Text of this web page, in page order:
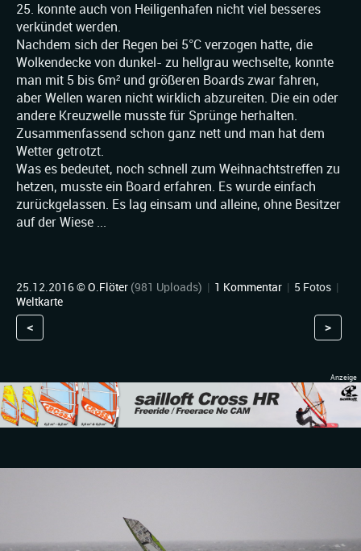
25. konnte auch von Heiligenhafen nicht viel besseres
verkündet werden.
Nachdem sich der Regen bei 5°C verzogen hatte, die
Wolkendecke von dunkel- zu hellgrau wechselte, konnte
man mit 5 bis 6m² und größeren Boards zwar fahren,
aber Wellen waren nicht wirklich abzureiten. Die ein oder
andere Kreuzwelle musste für Sprünge herhalten.
Zusammenfassend schon ganz nett und man hat dem
Wetter getrotzt.
Was es bedeutet, noch schnell zum Weihnachtstreffen zu
hetzen, musste ein Board erfahren. Es wurde einfach
zurückgelassen. Es lag einsam und alleine, ohne Besitzer
auf der Wiese ...
25.12.2016 ©O.Flöter (981 Uploads) | 1 Kommentar | 5 Fotos |
Weltkarte
< >